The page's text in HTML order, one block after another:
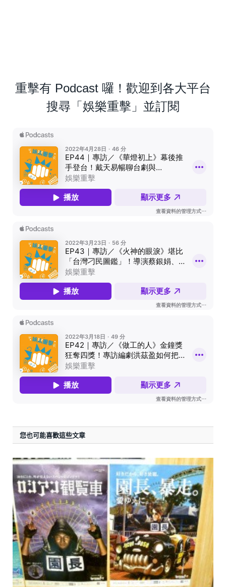
重擊有 Podcast 囉！歡迎到各大平台
搜尋「娛樂重擊」並訂閱
您也可能喜歡這些文章